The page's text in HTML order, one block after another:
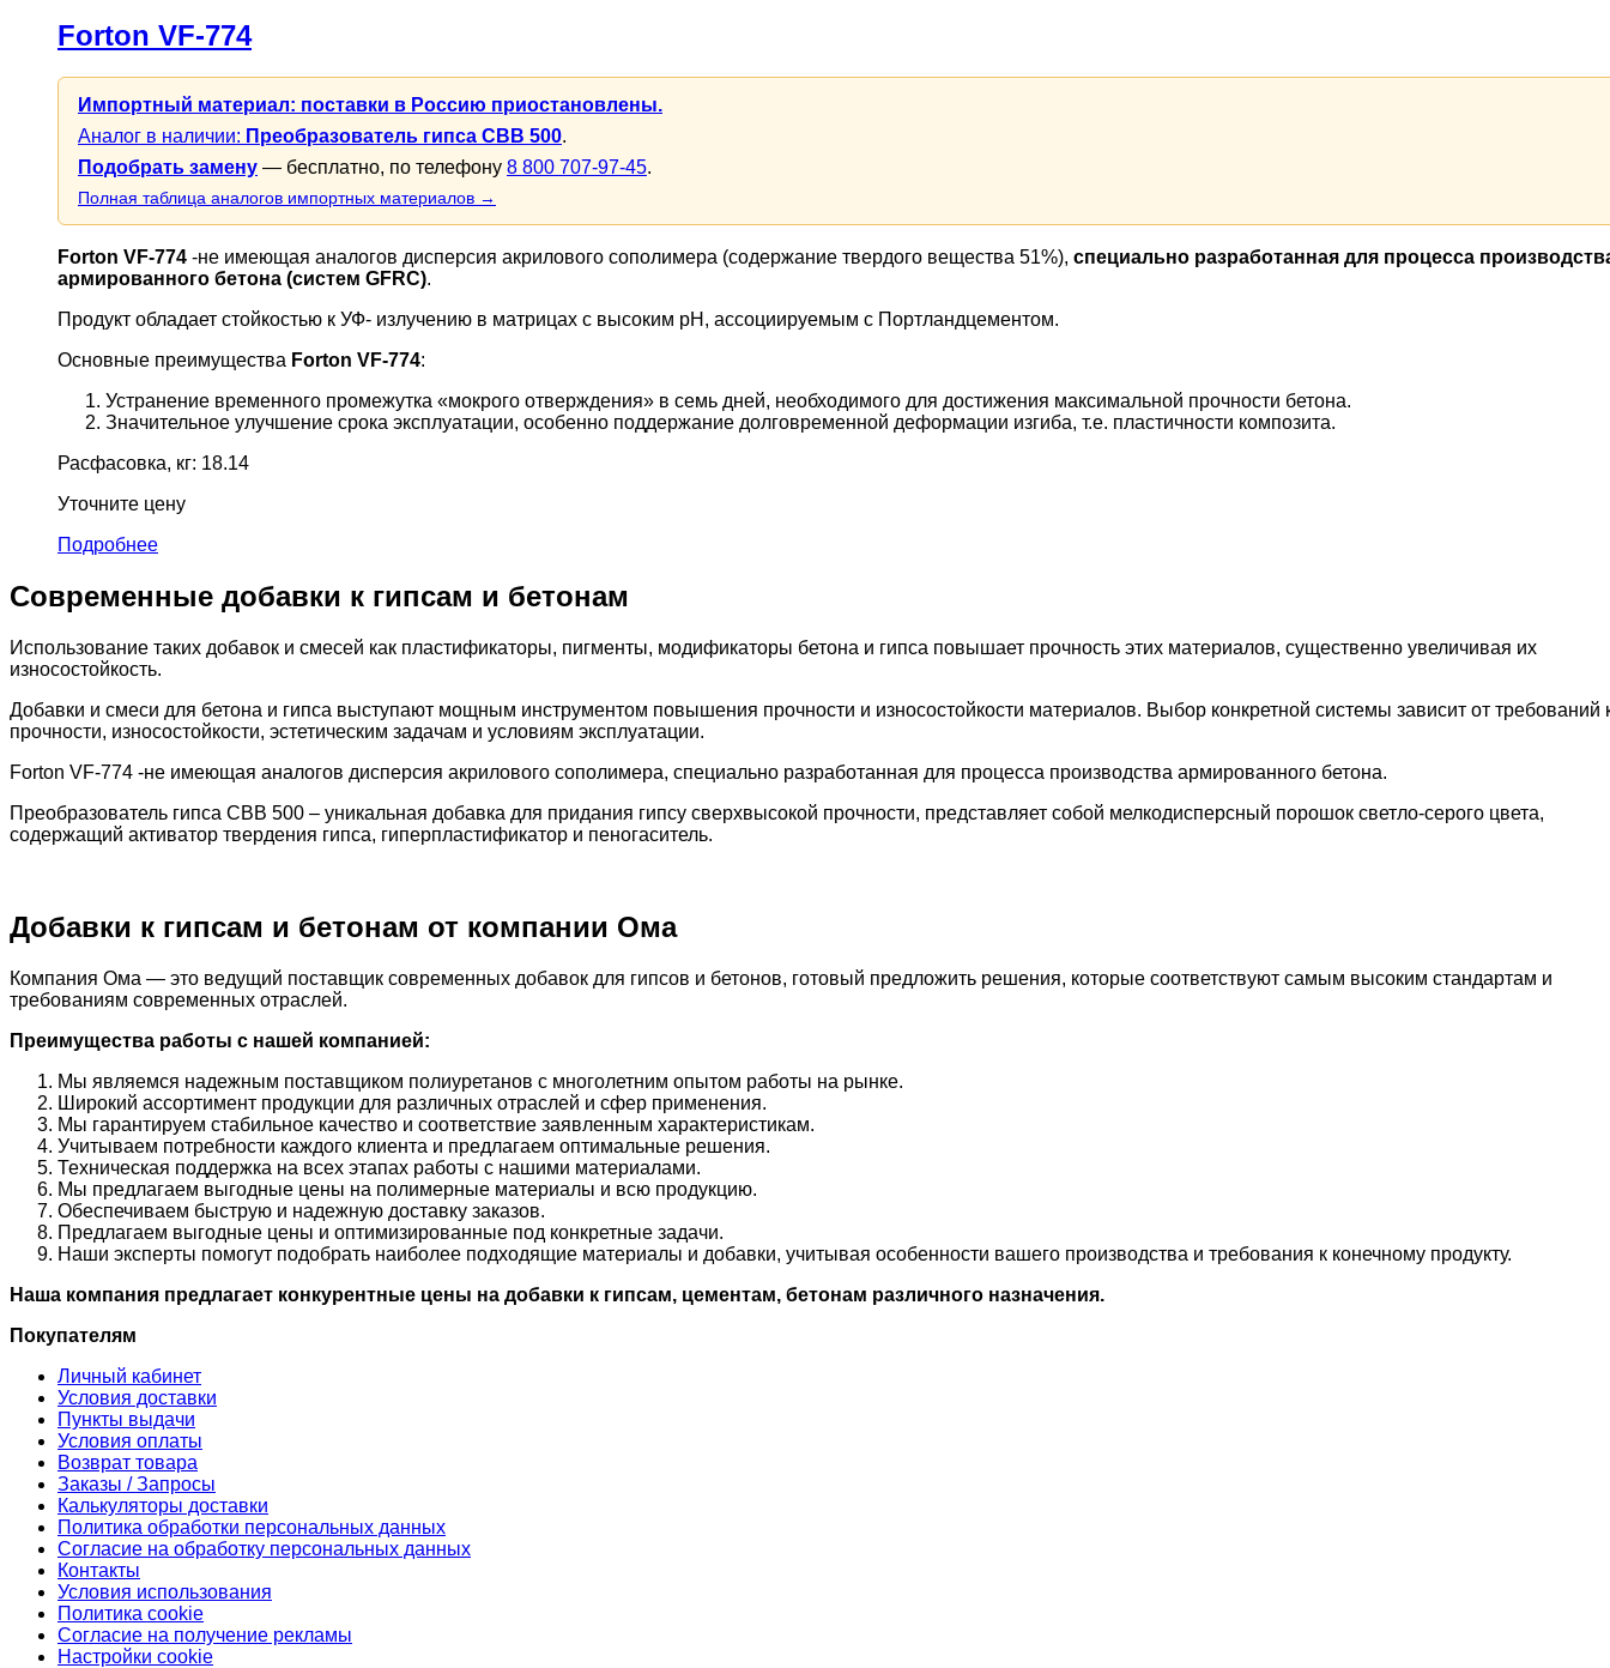
Forton VF-774
Импортный материал: поставки в Россию приостановлены.
Аналог в наличии: Преобразователь гипса СВВ 500.
Подобрать замену — бесплатно, по телефону 8 800 707-97-45.
Полная таблица аналогов импортных материалов →
Forton VF-774 -не имеющая аналогов дисперсия акрилового сополимера (содержание твердого вещества 51%), специально разработанная для процесса
армированного бетона (систем GFRC).
Продукт обладает стойкостью к УФ- излучению в матрицах с высоким рН, ассоциируемым с Портландцементом.
Основные преимущества Forton VF-774:
Устранение временного промежутка «мокрого отверждения» в семь дней, необходимого для достижения максимальной прочности бетона.
Значительное улучшение срока эксплуатации, особенно поддержание долговременной деформации изгиба, т.е. пластичности композита.
Расфасовка, кг: 18.14
Уточните цену
Подробнее
Современные добавки к гипсам и бетонам
Использование таких добавок и смесей как пластификаторы, пигменты, модификаторы бетона и гипса повышает прочность этих материалов, существенно увеличивая их
износостойкость.
Добавки и смеси для бетона и гипса выступают мощным инструментом повышения прочности и износостойкости материалов. Выбор конкретной системы зависит от требований
прочности, износостойкости, эстетическим задачам и условиям эксплуатации.
Forton VF-774 -не имеющая аналогов дисперсия акрилового сополимера, специально разработанная для процесса производства армированного бетона.
Преобразователь гипса СВВ 500 – уникальная добавка для придания гипсу сверхвысокой прочности, представляет собой мелкодисперсный порошок светло-серого цвета,
содержащий активатор твердения гипса, гиперпластификатор и пеногаситель.
Добавки к гипсам и бетонам от компании Ома
Компания Ома — это ведущий поставщик современных добавок для гипсов и бетонов, готовый предложить решения, которые соответствуют самым высоким стандартам и
требованиям современных отраслей.
Преимущества работы с нашей компанией:
Мы являемся надежным поставщиком полиуретанов с многолетним опытом работы на рынке.
Широкий ассортимент продукции для различных отраслей и сфер применения.
Мы гарантируем стабильное качество и соответствие заявленным характеристикам.
Учитываем потребности каждого клиента и предлагаем оптимальные решения.
Техническая поддержка на всех этапах работы с нашими материалами.
Мы предлагаем выгодные цены на полимерные материалы и всю продукцию.
Обеспечиваем быструю и надежную доставку заказов.
Предлагаем выгодные цены и оптимизированные под конкретные задачи.
Наши эксперты помогут подобрать наиболее подходящие материалы и добавки, учитывая особенности вашего производства и требования к конечному продукту.
Наша компания предлагает конкурентные цены на добавки к гипсам, цементам, бетонам различного назначения.
Покупателям
Личный кабинет
Условия доставки
Пункты выдачи
Условия оплаты
Возврат товара
Заказы / Запросы
Калькуляторы доставки
Политика обработки персональных данных
Согласие на обработку персональных данных
Контакты
Условия использования
Политика cookie
Согласие на получение рекламы
Настройки cookie